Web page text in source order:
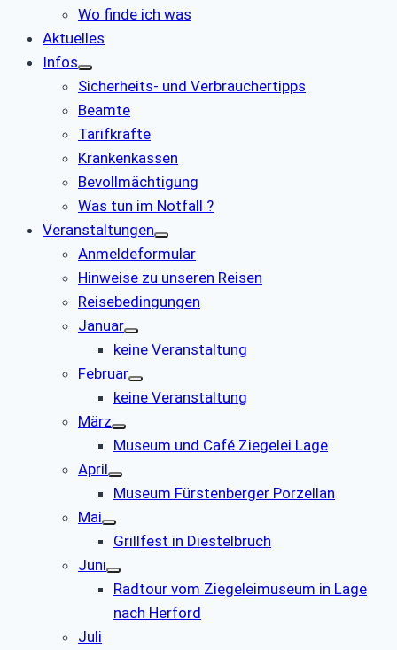
Wo finde ich was
Aktuelles
Infos
Sicherheits- und Verbrauchertipps
Beamte
Tarifkräfte
Krankenkassen
Bevollmächtigung
Was tun im Notfall ?
Veranstaltungen
Anmeldeformular
Hinweise zu unseren Reisen
Reisebedingungen
Januar
keine Veranstaltung
Februar
keine Veranstaltung
März
Museum und Café Ziegelei Lage
April
Museum Fürstenberger Porzellan
Mai
Grillfest in Diestelbruch
Juni
Radtour vom Ziegeleimuseum in Lage
nach Herford
Juli